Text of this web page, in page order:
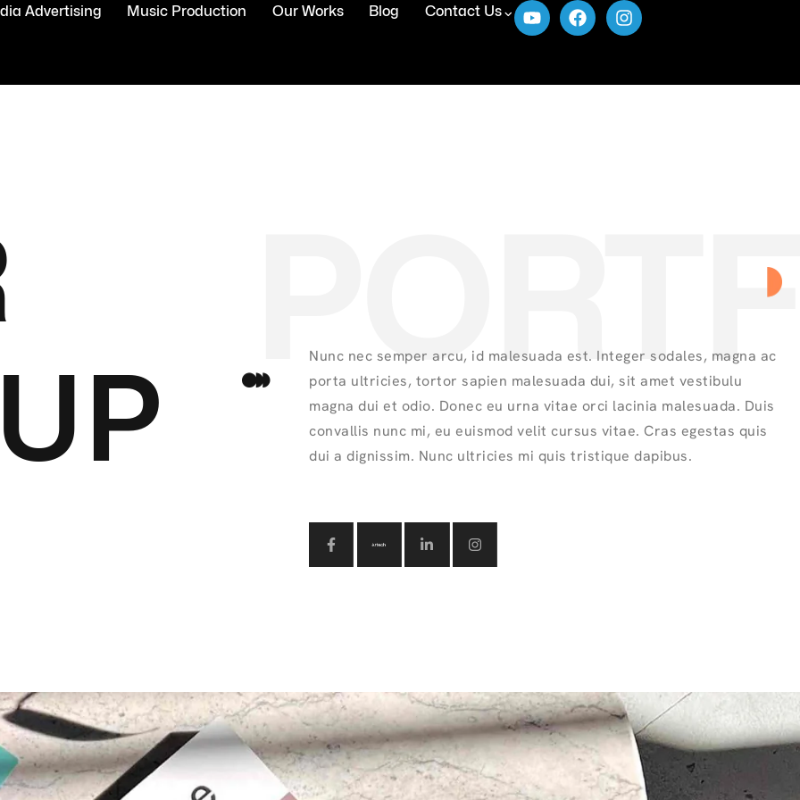
Advertising Music Production Our Works Blog Contact Us
Nunc nec semper arcu, id malesuada est. Integer sodales, magna ac
porta ultricies, tortor sapien malesuada dui, sit amet vestibulu
magna dui et odio. Donec eu urna vitae orci lacinia malesuada. Duis
convallis nunc mi, eu euismod velit cursus vitae. Cras egestas quis
dui a dignissim. Nunc ultricies mi quis tristique dapibus.
PORTF